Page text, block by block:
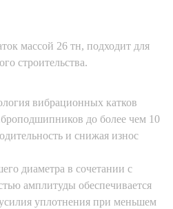
массой 26 тн, подходит для
строительства.
вибрационных катков
до более чем 10
и снижая износ
диаметра в сочетании с
амплитуды обеспечивается
уплотнения при меньшем